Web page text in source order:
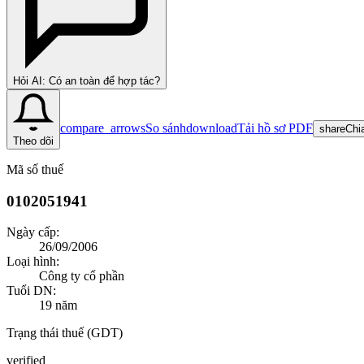
Hỏi AI: Có an toàn để hợp tác?
Theo dõi
compare_arrowsSo sánhdownloadTải hồ sơ PDF share
Mã số thuế
0102051941
Ngày cấp:
26/09/2006
Loại hình:
Công ty cổ phần
Tuổi DN:
19 năm
Trạng thái thuế (GDT)
verified